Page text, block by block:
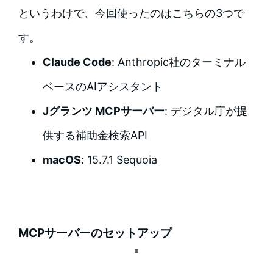
というわけで、今回使ったのはこちらの3つで
す。
Claude Code: Anthropic社のターミナル
ベースのAIアシスタント
Jグランツ MCPサーバー: デジタル庁が提
供する補助金検索API
macOS: 15.7.1 Sequoia
MCPサーバーのセットアップ